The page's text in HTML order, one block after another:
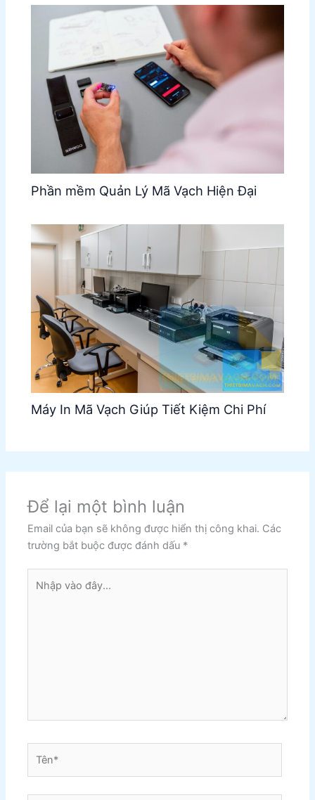
Phần mềm Quản Lý Mã Vạch Hiện Đại
Máy In Mã Vạch Giúp Tiết Kiệm Chi Phí
Để lại một bình luận
Email của bạn sẽ không được hiển thị công khai. Các
trường bắt buộc được đánh dấu *